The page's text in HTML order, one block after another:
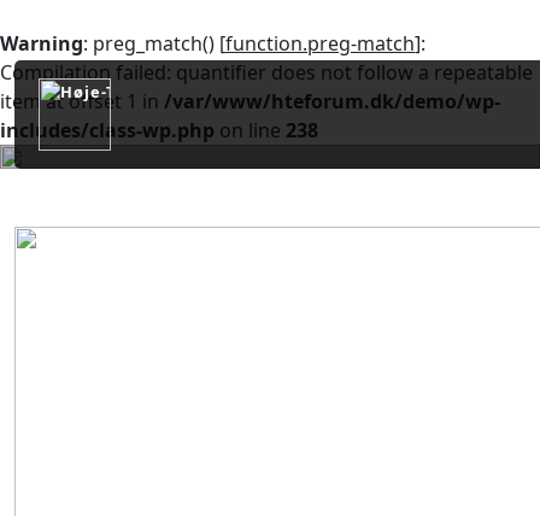
Warning: preg_match() [function.preg-match]:
Compilation failed: quantifier does not follow a repeatable
item at offset 1 in /var/www/hteforum.dk/demo/wp-
includes/class-wp.php on line 238